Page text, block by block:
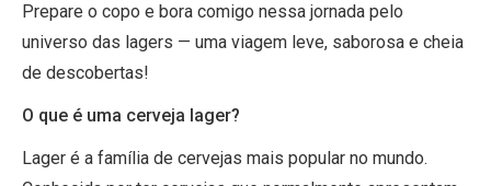
Prepare o copo e bora comigo nessa jornada pelo
universo das lagers — uma viagem leve, saborosa e cheia
de descobertas!
O que é uma cerveja lager?
Lager é a família de cervejas mais popular no mundo.